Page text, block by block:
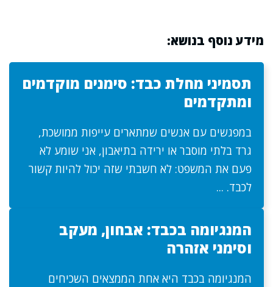
מידע נוסף בנושא:
תסמיני מחלת כבד: סימנים מוקדמים
ומתקדמים
במפגשים עם אנשים שמתארים עייפות ממושכת,
גרד בלתי מוסבר או ירידה בתיאבון, אני שומע לא
פעם את המשפט: לא חשבתי שזה יכול להיות קשור
לכבד. ...
המנגיומה בכבד: אבחון, מעקב
וסימני אזהרה
המנגיומה בכבד היא אחת הממצאים השכיחים